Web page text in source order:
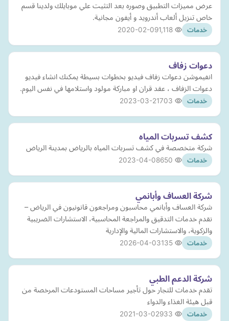
عرض مميزات التطبيق وصوره بعد التثيت علي موبايلك ولدينا قسم
خاص تنزيل ألعاب أندرويد و أيفون مجانية.
خدمات 2020-02-09
دعوات زفاف
انفيموشن دعوات زفاف فيديو بخطوات بسيطة يمكنك انشاء فيديو
دعوات الزفاف ، عقد قران او مباركة مولود واستلامها في نفس اليوم.
خدمات 2023-03-21
كشف تسربات المياه
شركة متخصصة في كشف تسربات المياه بالرياض بمدينة الرياض
خدمات 2023-04-08
شركة العساف وأبانمي
شركة العساف وأبانمي محاسبون ومراجعون قانونيون في الرياض –
نقدم خدمات التدقيق والمراجعة المحاسبية، الاستشارات الضريبية
والزكوية، والاستشارات المالية والإدارية
خدمات 2026-04-03
شركة الدعم الطبي
تقدم خدمات للتجار حول تأجير مساحات المستودعات المرخصة من
قبل هيئة الغذاء والدواء
خدمات 2021-03-02